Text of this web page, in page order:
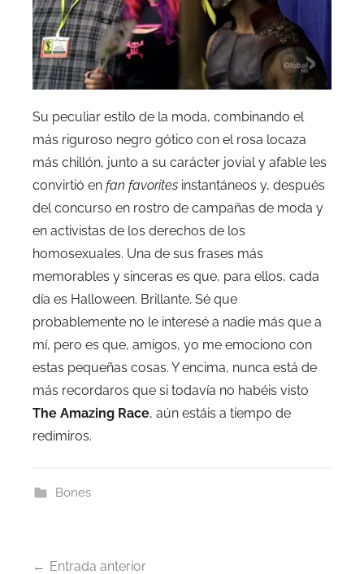
Su peculiar estilo de la moda, combinando el
más riguroso negro gótico con el rosa locaza
más chillón, junto a su carácter jovial y afable les
convirtió en fan favorites instantáneos y, después
del concurso en rostro de campañas de moda y
en activistas de los derechos de los
homosexuales. Una de sus frases más
memorables y sinceras es que, para ellos, cada
día es Halloween. Brillante. Sé que
probablemente no le interesé a nadie más que a
mí, pero es que, amigos, yo me emociono con
estas pequeñas cosas. Y encima, nunca está de
más recordaros que si todavía no habéis visto
The Amazing Race, aún estáis a tiempo de
redimiros.
Bones
Entrada anterior